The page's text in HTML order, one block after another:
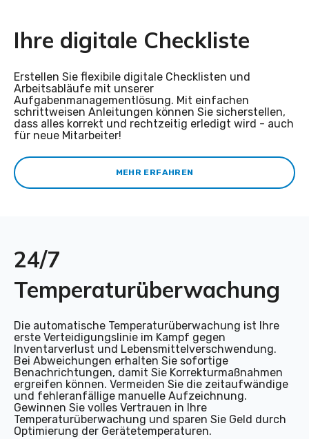
Ihre digitale Checkliste
Erstellen Sie flexibile digitale Checklisten und
Arbeitsabläufe mit unserer
Aufgabenmanagementlösung. Mit einfachen
schrittweisen Anleitungen können Sie sicherstellen,
dass alles korrekt und rechtzeitig erledigt wird - auch
für neue Mitarbeiter!
MEHR ERFAHREN
24/7
Temperaturüberwachung
Die automatische Temperaturüberwachung ist Ihre
erste Verteidigungslinie im Kampf gegen
Inventarverlust und Lebensmittelverschwendung.
Bei Abweichungen erhalten Sie sofortige
Benachrichtungen, damit Sie Korrekturmaßnahmen
ergreifen können. Vermeiden Sie die zeitaufwändige
und fehleranfällige manuelle Aufzeichnung.
Gewinnen Sie volles Vertrauen in Ihre
Temperaturüberwachung und sparen Sie Geld durch
Optimierung der Gerätetemperaturen.